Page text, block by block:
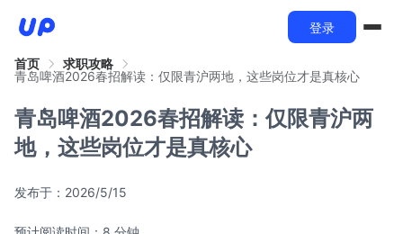
登录
首页
求职攻略
青岛啤酒2026春招解读：仅限青沪两地，这些岗位才是真核心
青岛啤酒2026春招解读：仅限青沪两
地，这些岗位才是真核心
发布于： 2026/5/15